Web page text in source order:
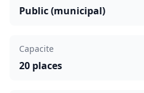
Public (municipal)
Capacite
20 places